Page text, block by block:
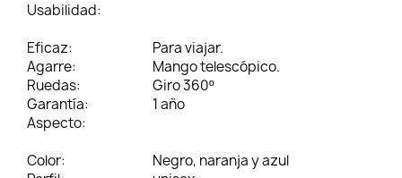
Usabilidad:
Eficaz:
Para viajar.
Agarre:
Mango telescópico.
Ruedas:
Giro 360º
Garantía:
1 año
Aspecto:
Color:
Negro, naranja y azul